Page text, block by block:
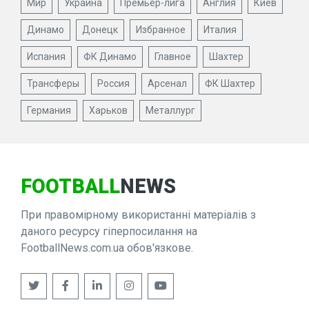
Мир Украина Премьер-лига Англия Киев
Динамо Донецк Избранное Италия
Испания ФК Динамо Главное Шахтер
Трансферы Россия Арсенал ФК Шахтер
Германия Харьков Металлург
FOOTBALLNEWS
При правомірному використанні матеріалів з
даного ресурсу гіперпосилання на
FootballNews.com.ua обов'язкове.